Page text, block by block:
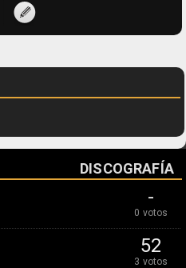
DISCOGRAFÍA
-
0 votos
52
3 votos